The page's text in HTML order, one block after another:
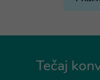
Tečaj